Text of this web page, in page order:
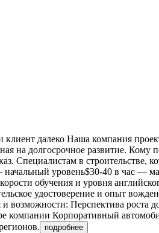
далеко Наша компания
на долгосрочное развитие. Кому
Специалистам в строительстве,
уровень$30-40 в час —
обучения и уровня
удостоверение и опыт
возможности: Перспектива
Корпоративный
подробнее